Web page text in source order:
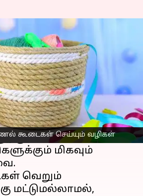
கூடைகள் செய்யும் வழிகள்
சணல்
எப்படி?
08, 2026 06:37 pm
கூடைகள்,
சிக்கலான
மிகவும்
வெறும்
மட்டுமல்லாமல்,